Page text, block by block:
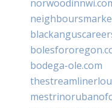
bodega-ole.com